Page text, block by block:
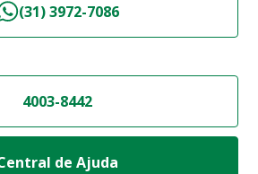
(31) 3972-7086
4003-8442
de Ajuda